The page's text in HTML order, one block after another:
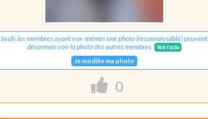
Seuls les membres ayant eux-mêmes une photo (reconnaissable) peuvent
désormais voir la photo des autres membres.
Voir l'actu
Je modifie ma photo
0